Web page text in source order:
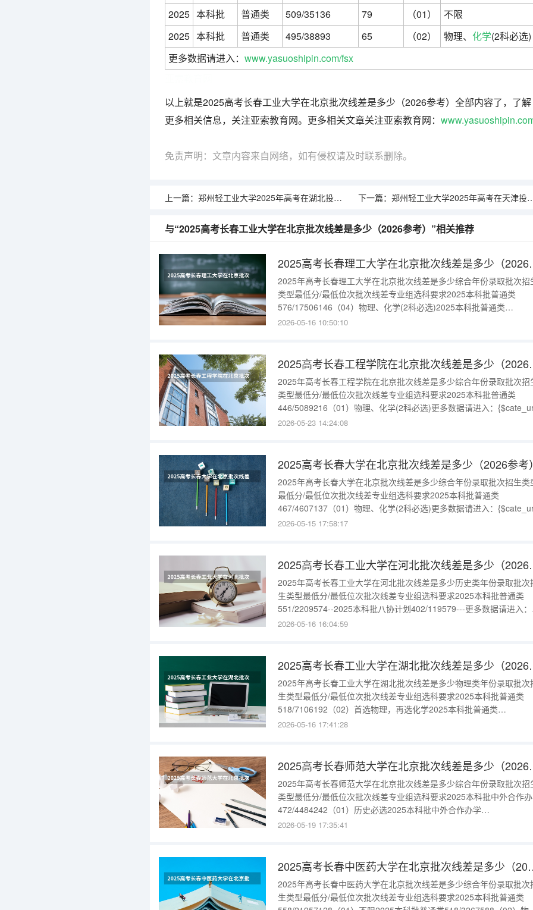
2025 本科批 普通类 509/35136 79 （01）
不限
2025 本科批 普通类 495/38893 65 （02） 物理、 化学(2科必选)
更多数据请进入： www.yasuoshipin.com/fsx
以上就是2025高考长春工业大学在北京批次线差是多少（2026参考）全部内容了，了解
更多相关信息，关注亚索教育网。更多相关文章关注亚索教育网：
免责声明：文章内容来自网络，如有侵权请及时联系删除。
上一篇： 郑州轻工业大学2025年高考在湖北投档分数线 下一篇： 郑州轻工业大学2025年高考在天津投档分数线
与“2025高考长春工业大学在北京批次线差是多少（2026参考）”相关推荐
2025高考长
2025年高考长春理工大学在北京批次线差是多少综合年份录取批次招
类型最低分/最低位次批次线差专业组选科要求2025本科批普通类
576/17506146（04）物理、化学(2科必选)2025本科批普通类
562/20953132（03）物理、化学(2科必选)2025本科批普通类
2026-05-16 10:50:10
2025高考长
2025年高考长春工程学院在北京批次线差是多少综合年份录取批次招
类型最低分/最低位次批次线差专业组选科要求2025本科批普通类
446/5089216（01）物理、化学(2科必选)更多数据请进入：
2026-05-23 14:24:08
2025高考长春大学在北京批次线差是多少（2026参考）
2025年高考长春大学在北京批次线差是多少综合年份录取批次招生类
最低分/最低位次批次线差专业组选科要求2025本科批普通类
467/4607137（01）物理、化学(2科必选)更多数据请进入：
2026-05-15 17:58:17
2025高考长
2025年高考长春工业大学在河北批次线差是多少历史类年份录取批次
生类型最低分/最低位次批次线差专业组选科要求2025本科批普通类
551/2209574--2025本科批八协计划402/119579---更多数据请进入：
{$cate_url}物理类年份录取批次招生类型最低分/最低位次批次线差专业
2026-05-16 16:04:59
2025高考长
2025年高考长春工业大学在湖北批次线差是多少物理类年份录取批次
生类型最低分/最低位次批次线差专业组选科要求2025本科批普通类
518/7106192（02）首选物理，再选化学2025本科批普通类
507/8049481（01）首选物理，再选不限2025本科批中外合作办学
2026-05-16 17:41:28
2025高考长
2025年高考长春师范大学在北京批次线差是多少综合年份录取批次招
类型最低分/最低位次批次线差专业组选科要求2025本科批中外合作
472/4484242（01）历史必选2025本科批中外合作办学
465/4653235（02）物理、化学(2科必选)更多数据请进入：{$cate_url}
2026-05-19 17:35:41
2025高考长春中
2025年高考长春中医药大学在北京批次线差是多少综合年份录取批次
生类型最低分/最低位次批次线差专业组选科要求2025本科批普通类